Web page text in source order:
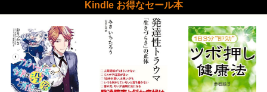
Kindle お得なセール本